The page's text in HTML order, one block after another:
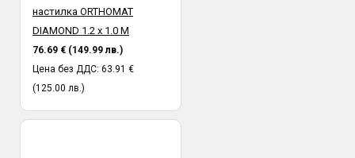
настилка ORTHOMAT
DIAMOND 1.2 х 1.0 М
76.69 € (149.99 лв.)
Цена без ДДС: 63.91 €
(125.00 лв.)